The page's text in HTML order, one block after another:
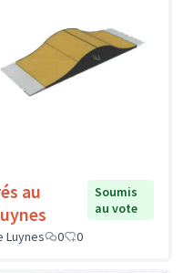
au
Soumis
au vote
Luynes
0 0